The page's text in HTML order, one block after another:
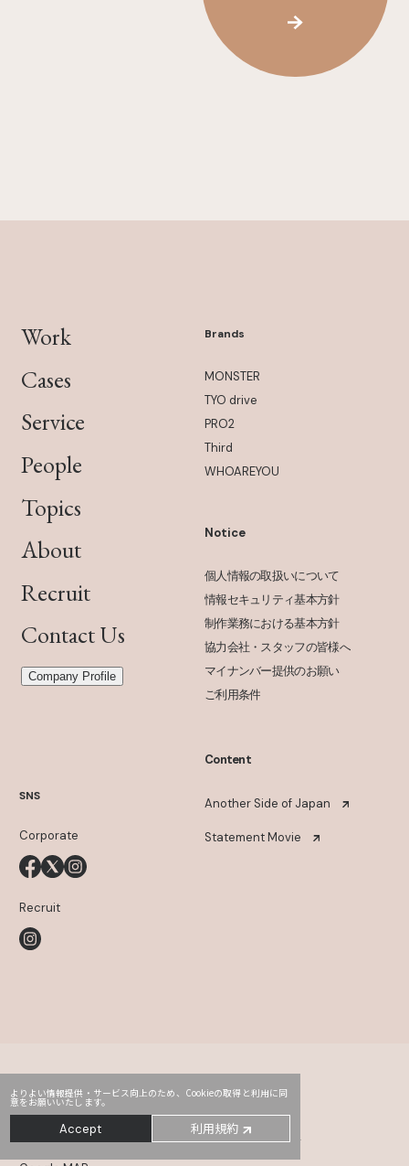
よりよい情報提供・サービス向上のため、Cookieの取得と利用に同
意をお願いいたします。
Accept 利用規約
Work
Cases
Service
People
Topics
About
Recruit
Contact Us
Company Profile
Brands
MONSTER
TYO drive
PRO2
Third
WHOAREYOU
SNS
Corporate
Recruit
Notice
個人情報の取扱いについて
情報セキュリティ基本方針
制作業務における基本方針
協力会社・スタッフの皆様へ
マイナンバー提供のお願い
ご利用条件
Content
Another Side of Japan
Statement Movie
Head Office PRO2 Third
〒107-0052 東京都港区赤坂2-14-5 Daiwa赤坂ビル 5・6F